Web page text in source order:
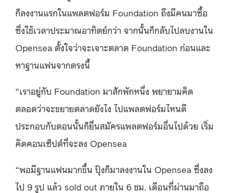
ก็ลงงานแรกในแพลตฟอร์ม Foundation ถึงมีคนมาซื้อ
ซึ่งใช้เวลาประมาณอาทิตย์กว่า จากนั้นก็กลับไปลบงานใน
Opensea ตั้งใจว่าจะเจาะตลาด Foundation ก่อนและ
หาฐานแฟนจากตรงนี้
“เราอยู่กับ Foundation มาสักพักหนึ่ง พยายามคิด
ตลอดว่าจะขยายตลาดยังไง ไปแพลตฟอร์มไหนดี
ประกอบกับตอนนั้นก็ยื่นสมัครแพลตฟอร์มอื่นไปด้วย เริ่ม
คิดคอนเซ็ปต์ที่จะลง Opensea
“พอมีฐานแฟนมากขึ้น ปุ๊งก็มาลงงานใน Opensea ซึ่งลง
ไป 9 รูป แล้ว sold out ภายใน 6 ชม. เดือนที่ผ่านมาถือ